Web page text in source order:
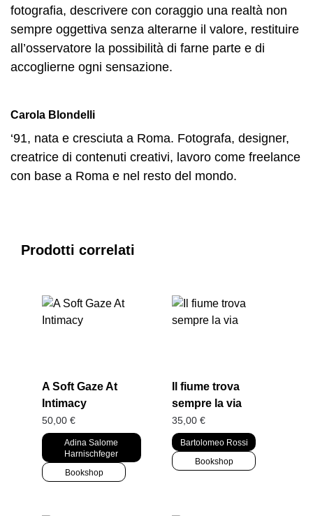
fotografia, descrivere con coraggio una realtà non
sempre oggettiva senza alterarne il valore, restituire
all’osservatore la possibilità di farne parte e di
accoglierne ogni sensazione.
Carola Blondelli
‘91, nata e cresciuta a Roma. Fotografa, designer,
creatrice di contenuti creativi, lavoro come freelance
con base a Roma e nel resto del mondo.
Prodotti correlati
A Soft Gaze At
Intimacy
50,00 €
Adina Salome
Harnischfeger
Bookshop
Il fiume trova
sempre la via
35,00€
Bartolomeo Rossi
Bookshop